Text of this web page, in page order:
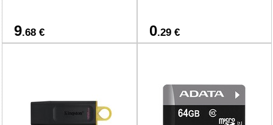
9.68 € 0.29 €